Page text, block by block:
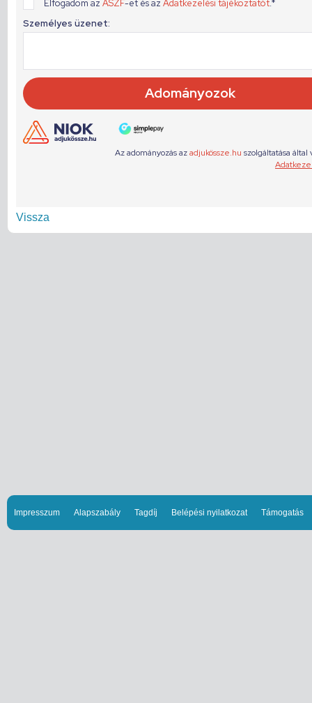
Vissza
Impresszum Alapszabály Tagdíj Belépési nyilatkozat Támogatás